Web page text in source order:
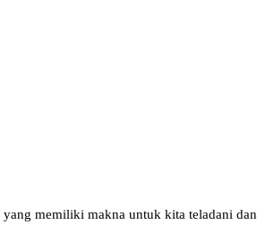
memiliki makna untuk kita teladani dan